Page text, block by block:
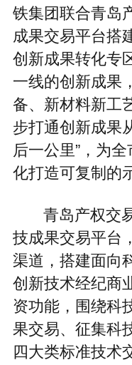
铁集团联合青岛
成果交易平台搭
创新成果转化专
一线的创新成果
备、新材料新工
步打通创新成果
后一公里”，为
化打造可复制的
青岛产权交
技成果交易平台
渠道，搭建面向
创新技术经纪商
资功能，围绕科
果交易、征集科
四大类标准技术